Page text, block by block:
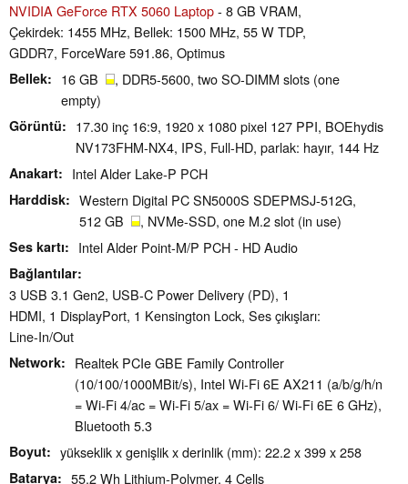
NVIDIA GeForce RTX 5060 Laptop- 8 GB VRAM,
Çekirdek: 1455 MHz, Bellek: 1500 MHz, 55 W TDP,
GDDR7, ForceWare 591.86, Optimus
Bellek 16 GB
, DDR5-5600, two SO-DIMM slots (one
empty)
Görüntü
17.30 inç 16:9, 1920 x 1080 pixel 127 PPI, BOEhydis
NV173FHM-NX4, IPS, Full-HD, parlak: hayır, 144 Hz
Anakart Intel Alder Lake-P PCH
Harddisk
Western Digital PC SN5000S SDEPMSJ-512G,
512 GB
, NVMe-SSD, one M.2 slot (in use)
Ses kartı Intel Alder Point-M/P PCH - HD Audio
Bağlantılar
3 USB 3.1 Gen2, USB-C Power Delivery (PD), 1
HDMI, 1 DisplayPort, 1 Kensington Lock, Ses çıkışları:
Line-In/Out
Network
Realtek PCIe GBE Family Controller
(10/100/1000MBit/s), Intel Wi-Fi 6E AX211 (a/b/g/h/n
= Wi-Fi 4/ac = Wi-Fi 5/ax = Wi-Fi 6/ Wi-Fi 6E 6 GHz),
Bluetooth 5.3
Boyut yükseklik x genişlik x derinlik (mm): 22.2 x 399 x 258
Batarya 55.2 Wh Lithium-Polymer, 4 Cells